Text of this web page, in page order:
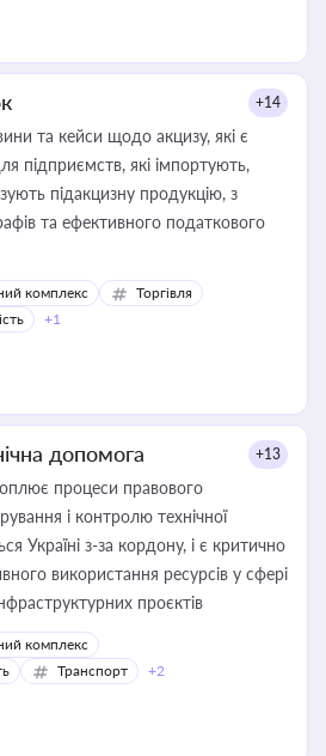
+14
та кейси щодо акцизу, які є
підприємств, які імпортують,
підакцизну продукцію, з
та ефективного податкового
комплекс
Торгівля
+1
допомога +13
процеси правового
і контролю технічної
Україні з-за кордону, і є критично
використання ресурсів у сфері
проєктів
комплекс
Транспорт +2